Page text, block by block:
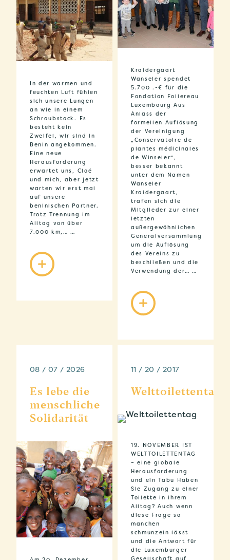
In der warmen und
feuchten Luft fühlen
sich unsere Lungen
an wie in einem
Schraubstock. Es
besteht kein
Zweifel, wir sind in
Benin angekommen.
Eine neue
Herausforderung
erwartet uns, Cloé
und mich, aber jetzt
warten wir erst mal
auf unsere
beninischen Partner.
Trotz Trennung im
Alltag von über
7.000 km,… …
Kraidergaart
Wanseler spendet
5.700 .-€ für die
Fondation Follereau
Luxembourg Aus
Anlass der
formellen Auflösung
der Vereinigung
„Conservatoire de
plantes médicinales
de Winseler“,
besser bekannt
unter dem Namen
Wanseler
Kraidergaart,
trafen sich die
Mitglieder zur einer
letzten
außergewöhnlichen
Generalversammlung
um die Auflösung
des Vereins zu
beschließen und die
Verwendung der… …
08 / 07 / 2026
Es lebe die
menschliche
Solidarität
11 / 20 / 2017
Welttoilettentag
19. NOVEMBER IST
WELTTOILETTENTAG
– eine globale
Herausforderung
und ein Tabu Haben
Sie Zugang zu einer
Toilette in ihrem
Alltag? Auch wenn
diese Frage so
manchen
schmunzeln lässt
und die Antwort für
die Luxemburger